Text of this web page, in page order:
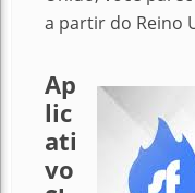
a partir do Reino
Ap
lic
ati
vo